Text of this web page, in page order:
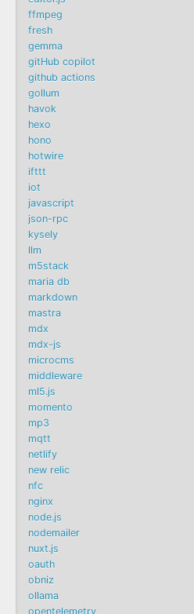
ffmpeg
fresh
gemma
gitHub copilot
github actions
gollum
havok
hexo
hono
hotwire
ifttt
iot
javascript
json-rpc
kysely
llm
m5stack
maria db
markdown
mastra
mdx
mdx-js
microcms
middleware
ml5.js
momento
mp3
mqtt
netlify
new relic
nfc
nginx
node.js
nodemailer
nuxt.js
oauth
obniz
ollama
opentelemetry